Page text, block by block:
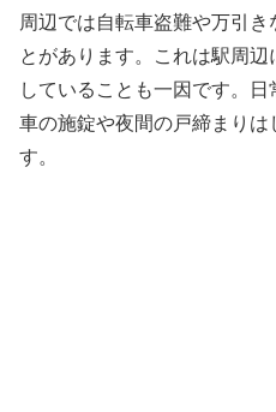
周辺では自転車盗難や万引
とがあります。これは駅周
していることも一因です。
車の施錠や夜間の戸締まりは
す。